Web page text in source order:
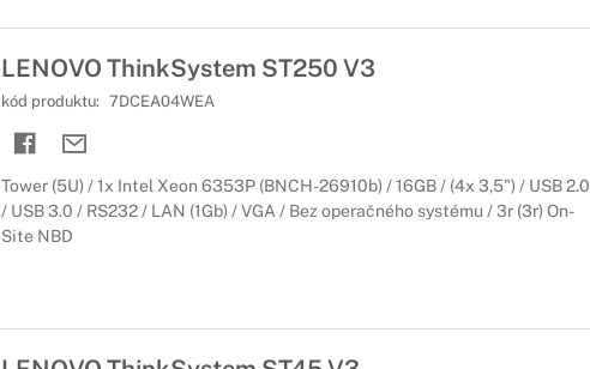
LENOVO ThinkSystem ST250 V3
kód produktu: 7DCEA04WEA
Tower (5U) / 1x Intel Xeon 6353P (BNCH-26910b) / 16GB / (4x 3,5") / USB 2.0
/ USB 3.0 / RS232 / LAN (1Gb) / VGA / Bez operačného systému / 3r (3r) On-
Site NBD